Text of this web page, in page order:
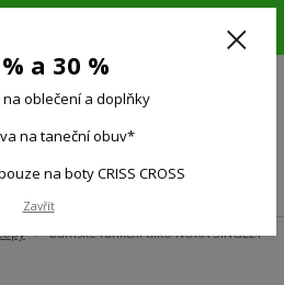
na všechno oblečení a doplňky !!!
Dámské funkční tílko NORA SINGLET
a 30 %
na oblečení a doplňky
na taneční obuv*
na boty CRISS CROSS
Zavřít